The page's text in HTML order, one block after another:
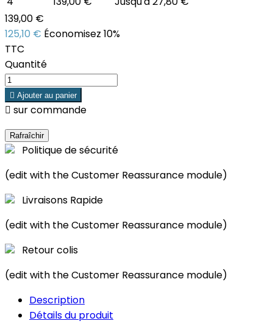
139,00 €
125,10 € Économisez 10%
TTC
Quantité
 Ajouter au panier
 sur commande
Politique de sécurité
(edit with the Customer Reassurance module)
Livraisons Rapide
(edit with the Customer Reassurance module)
Retour colis
(edit with the Customer Reassurance module)
Description
Détails du produit